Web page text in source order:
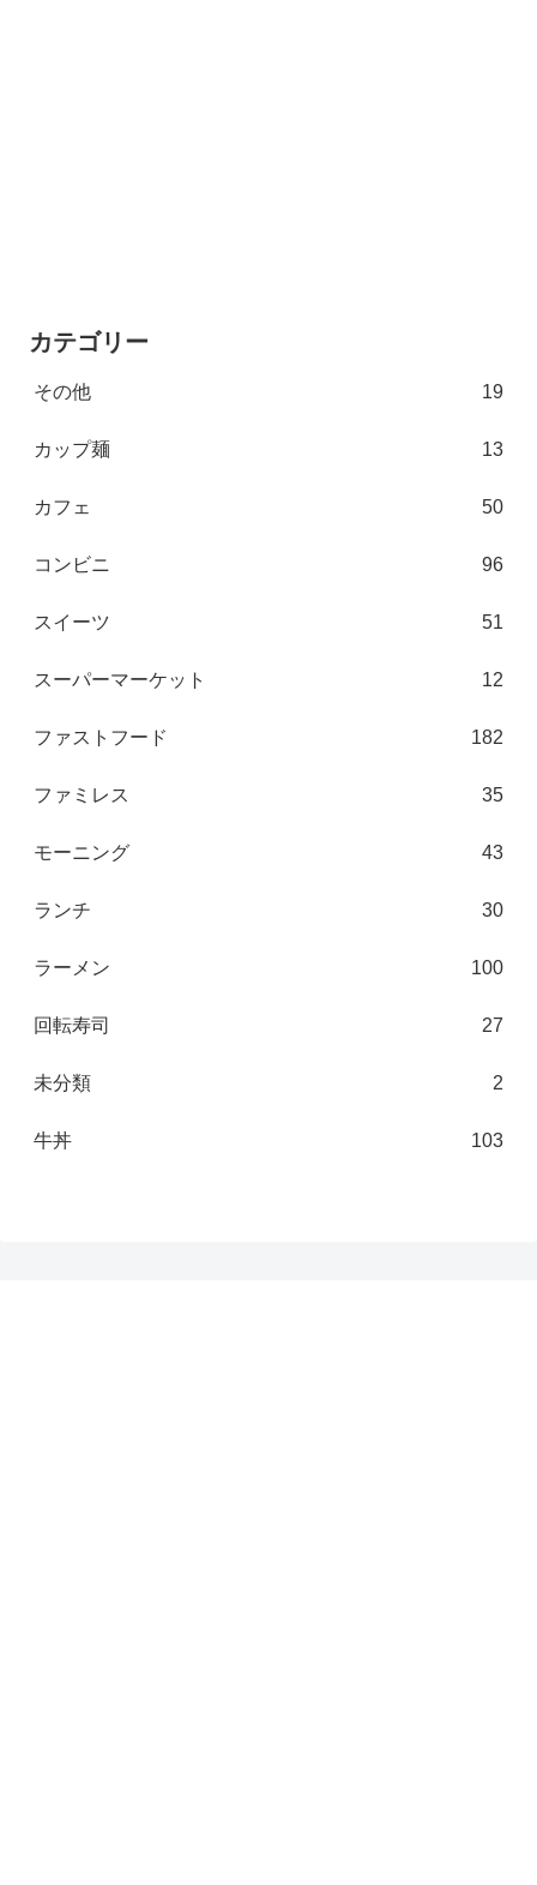
カテゴリー
その他 19
カップ麺 13
カフェ 50
コンビニ 96
スイーツ 51
スーパーマーケット 12
ファストフード 182
ファミレス 35
モーニング 43
ランチ 30
ラーメン 100
回転寿司 27
未分類 2
牛丼 103